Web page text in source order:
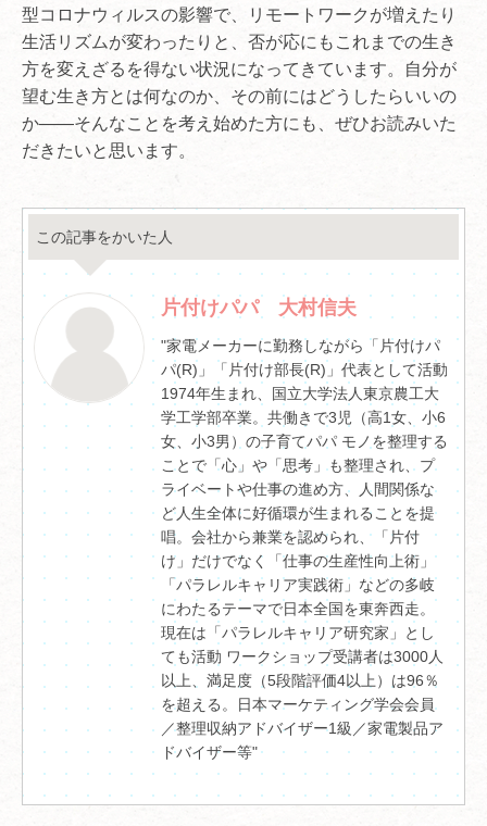
型コロナウィルスの影響で、リモートワークが増えたり
生活リズムが変わったりと、否が応にもこれまでの生き
方を変えざるを得ない状況になってきています。自分が
望む生き方とは何なのか、その前にはどうしたらいいの
か――そんなことを考え始めた方にも、ぜひお読みいた
だきたいと思います。
この記事をかいた人
片付けパパ 大村信夫
"家電メーカーに勤務しながら「片付けパ
パ(R)」「片付け部長(R)」代表として活動
1974年生まれ、国立大学法人東京農工大
学工学部卒業。共働きで3児（高1女、小6
女、小3男）の子育てパパ モノを整理する
ことで「心」や「思考」も整理され、プ
ライベートや仕事の進め方、人間関係な
ど人生全体に好循環が生まれることを提
唱。会社から兼業を認められ、「片付
け」だけでなく「仕事の生産性向上術」
「パラレルキャリア実践術」などの多岐
にわたるテーマで日本全国を東奔西走。
現在は「パラレルキャリア研究家」とし
ても活動 ワークショップ受講者は3000人
以上、満足度（5段階評価4以上）は96％
を超える。日本マーケティング学会会員
／整理収納アドバイザー1級／家電製品ア
ドバイザー等"